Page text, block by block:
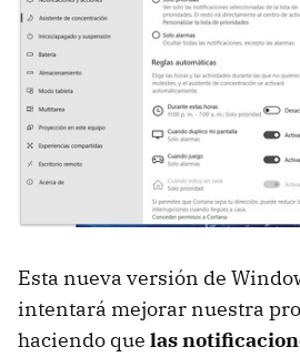
Esta nueva versión de
intentará mejorar nuestra
haciendo que las